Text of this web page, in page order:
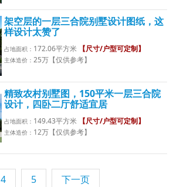
架空层的一层三合院别墅设计图纸，这
样设计太赞了
占地面积： 172.06平方米 【尺寸/户型可定制】
主体造价： 25万【仅供参考】
精致农村别墅图，150平米一层三合院
设计，四卧二厅舒适宜居
占地面积： 149.43平方米 【尺寸/户型可定制】
主体造价： 12万【仅供参考】
4 5 下一页